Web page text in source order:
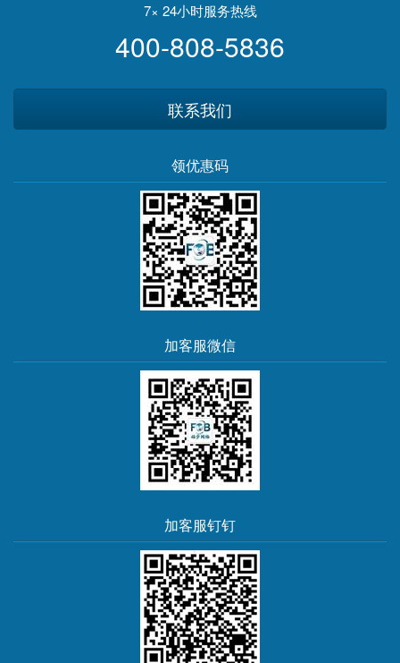
7× 24小时服务热线
400-808-5836
联系我们
领优惠码
加客服微信
加客服钉钉